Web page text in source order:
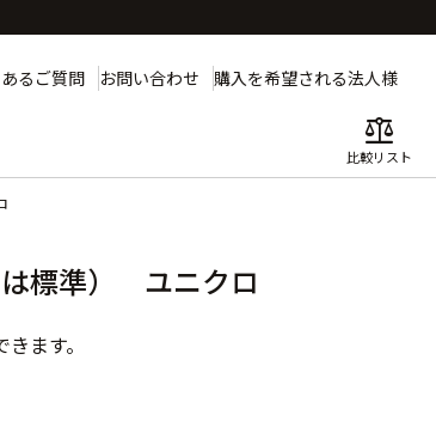
るご質問 お問い合わせ 購入を希望される法人様
balance
比較リスト
標準） ユニクロ
ます。